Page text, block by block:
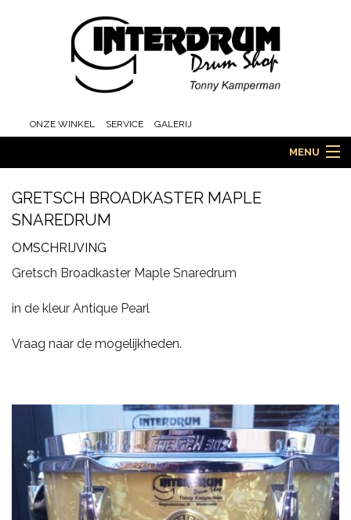
ONZE WINKEL SERVICE GALERIJ
MENU
HOME
ORCHESTRA EN MARCHING
CYMBALS
PERCUSSIE
GRETSCH BROADKASTER MAPLE
SNAREDRUM
OMSCHRIJVING
Gretsch Broadkaster Maple Snaredrum
in de kleur Antique Pearl
Vraag naar de mogelijkheden.